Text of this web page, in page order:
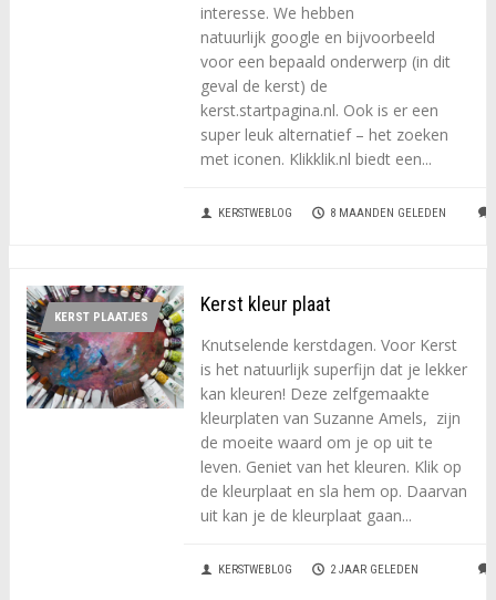
interesse. We hebben
natuurlijk google en bijvoorbeeld
voor een bepaald onderwerp (in dit
geval de kerst) de
kerst.startpagina.nl. Ook is er een
super leuk alternatief – het zoeken
met iconen. Klikklik.nl biedt een...
KERSTWEBLOG 8 MAANDEN GELEDEN
KERST PLAATJES
Kerst kleur plaat
Knutselende kerstdagen. Voor Kerst
is het natuurlijk superfijn dat je lekker
kan kleuren! Deze zelfgemaakte
kleurplaten van Suzanne Amels, zijn
de moeite waard om je op uit te
leven. Geniet van het kleuren. Klik op
de kleurplaat en sla hem op. Daarvan
uit kan je de kleurplaat gaan...
KERSTWEBLOG 2 JAAR GELEDEN